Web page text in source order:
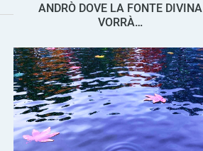
ANDRÒ DOVE LA FONTE DIVINA
VORRÀ…